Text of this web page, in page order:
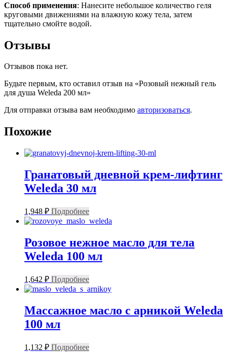
Способ применения: Нанесите небольшое количество геля
круговыми движениями на влажную кожу тела, затем
тщательно смойте водой.
Отзывы
Отзывов пока нет.
Будьте первым, кто оставил отзыв на «Розовый нежный гель
для душа Weleda 200 мл»
Для отправки отзыва вам необходимо авторизоваться.
Похожие
Гранатовый дневной крем-лифтинг
Weleda 30 мл
1,948 ₽ Подробнее
Розовое нежное масло для тела
Weleda 100 мл
1,642 ₽ Подробнее
Массажное масло с арникой Weleda
100 мл
1,132 ₽ Подробнее